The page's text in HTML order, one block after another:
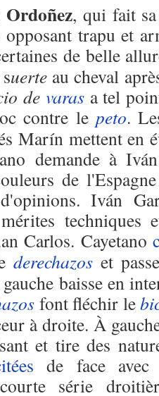
, qui fait
trapu et
de belle
uerteau cheval
de varasa tel
contre le peto.
Marín mettent en
demande à
de
Iván
techniques
Carlos. Cayetano
derechazos et
baisse en
font fléchir le
à droite. À
et tire des
de face avec
courte série